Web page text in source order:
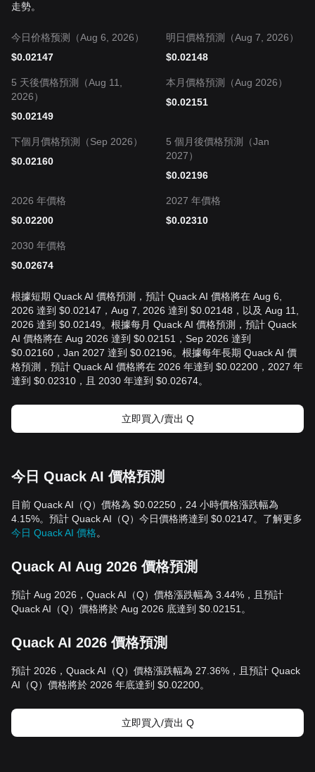
走勢。
今日价格预测（Aug 6, 2026）
$0.02147
明日價格預測（Aug 7, 2026）
$0.02148
5 天後價格預測（Aug 11,
2026）
$0.02149
本月價格預測（Aug 2026）
$0.02151
下個月價格預測（Sep 2026）
$0.02160
5 個月後價格預測（Jan
2027）
$0.02196
2026 年價格
$0.02200
2027 年價格
$0.02310
2030 年價格
$0.02674
根據短期 Quack AI 價格預測，預計 Quack AI 價格將在 Aug 6,
2026 達到 $0.02147，Aug 7, 2026 達到 $0.02148，以及 Aug 11,
2026 達到 $0.02149。根據每月 Quack AI 價格預測，預計 Quack
AI 價格將在 Aug 2026 達到 $0.02151，Sep 2026 達到
$0.02160，Jan 2027 達到 $0.02196。根據每年長期 Quack AI 價
格預測，預計 Quack AI 價格將在 2026 年達到 $0.02200，2027 年
達到 $0.02310，且 2030 年達到 $0.02674。
立即買入/賣出 Q
今日 Quack AI 價格預測
目前 Quack AI（Q）價格為 $0.02250，24 小時價格漲跌幅為
4.15%。預計 Quack AI（Q）今日價格將達到 $0.02147。了解更多
今日 Quack AI 價格。
Quack AI Aug 2026 價格預測
預計 Aug 2026，Quack AI（Q）價格漲跌幅為 3.44%，且預計
Quack AI（Q）價格將於 Aug 2026 底達到 $0.02151。
Quack AI 2026 價格預測
預計 2026，Quack AI（Q）價格漲跌幅為 27.36%，且預計 Quack
AI（Q）價格將於 2026 年底達到 $0.02200。
立即買入/賣出 Q